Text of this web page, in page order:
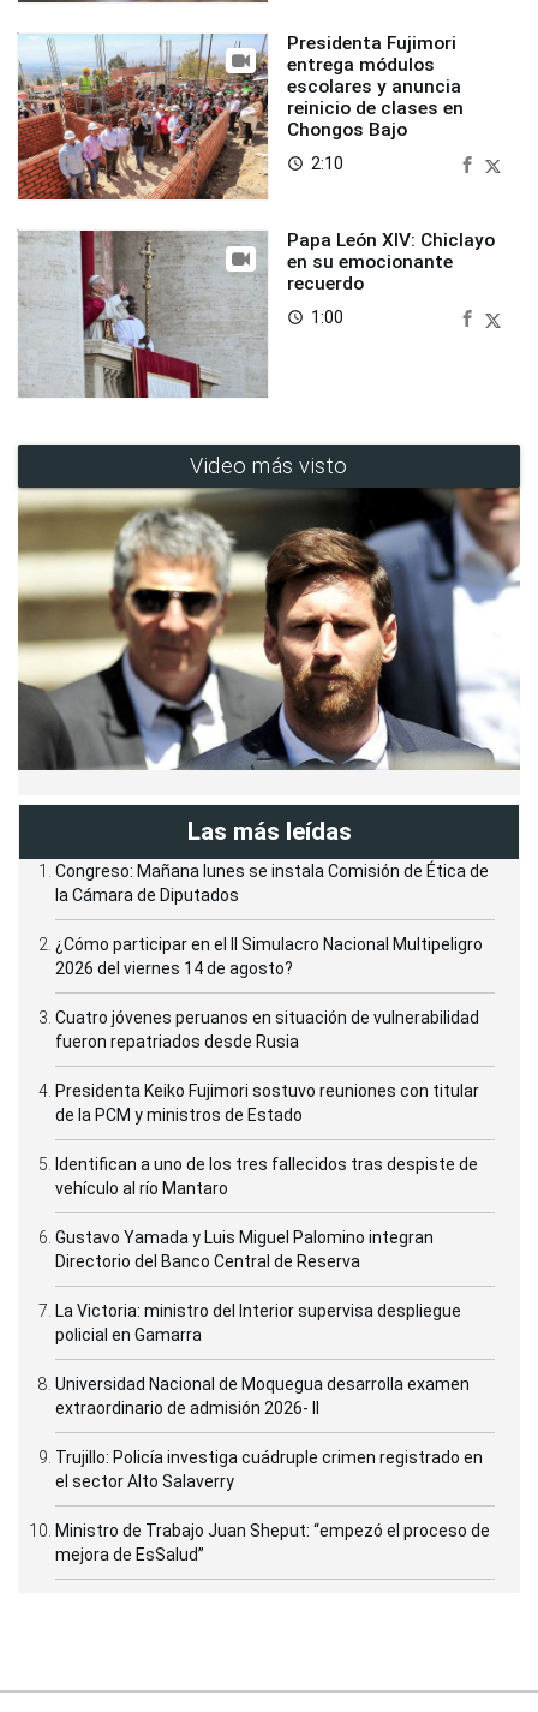
Presidenta Fujimori
entrega módulos
escolares y anuncia
reinicio de clases en
Chongos Bajo
access_time 2:10
Papa León XIV: Chiclayo
en su emocionante
recuerdo
access_time 1:00
Video más visto
Las más leídas
Congreso: Mañana lunes se instala Comisión de Ética de
la Cámara de Diputados
¿Cómo participar en el II Simulacro Nacional Multipeligro
2026 del viernes 14 de agosto?
Cuatro jóvenes peruanos en situación de vulnerabilidad
fueron repatriados desde Rusia
Presidenta Keiko Fujimori sostuvo reuniones con titular
de la PCM y ministros de Estado
Identifican a uno de los tres fallecidos tras despiste de
vehículo al río Mantaro
Gustavo Yamada y Luis Miguel Palomino integran
Directorio del Banco Central de Reserva
La Victoria: ministro del Interior supervisa despliegue
policial en Gamarra
Universidad Nacional de Moquegua desarrolla examen
extraordinario de admisión 2026- II
Trujillo: Policía investiga cuádruple crimen registrado en
el sector Alto Salaverry
Ministro de Trabajo Juan Sheput: “empezó el proceso de
mejora de EsSalud”